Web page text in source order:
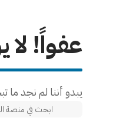
عفواً!
يبدو أننا لم نجد